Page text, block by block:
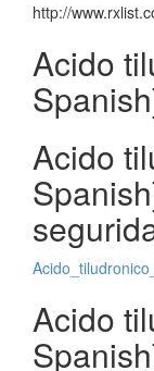
http://
Acido
Acido
Acido